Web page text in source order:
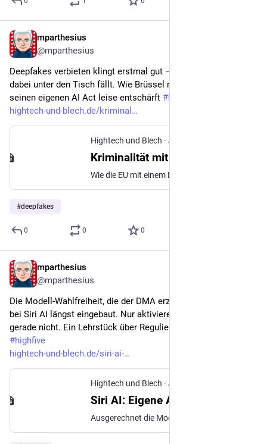
mparthesius
@mparthesius
Deepfakes verbieten klingt erstmal gut – bis man sieht, was
dabei unter den Tisch fällt. Wie Brüssel mit dem neuen Bann
seinen eigenen AI Act leise entschärft #highfive
hightech-und-blech.de/kriminal
Hightech und Blech · Jun 17
Kriminalität mit KI
#deepfakes
0 0 0
mparthesius
@mparthesius
Die Modell-Wahlfreiheit, die der DMA erzwingen will, hat Apple
bei Siri AI längst eingebaut. Nur aktivieren lässt sie sich
#highfive
hightech-und-blech.de/siri-ai-
Hightech und Blech · Jun 15